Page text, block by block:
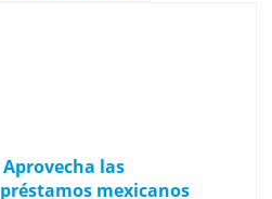
las
mexicanos